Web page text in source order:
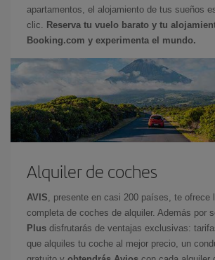
apartamentos, el alojamiento de tus sueños
clic.
Reserva tu vuelo barato y tu
Booking.com y experimenta el mundo.
Alquiler de coches
AVIS , presente en casi 200 países, te ofrece
completa de coches de alquiler. Además por
Plus disfrutarás de ventajas exclusivas:
que alquiles tu coche al mejor precio, un